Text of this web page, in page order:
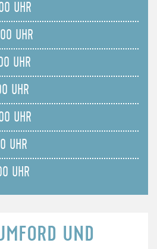
UHR
UHR
UHR
UHR
UHR
UHR
UHR
UND